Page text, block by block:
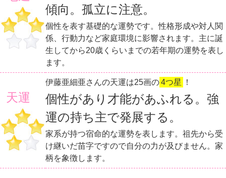
傾向。孤立に注意。
個性を表す基礎的な運勢です。性格形成や対人関
係、行動力など家庭環境に影響されます。主に誕
生してから20歳くらいまでの若年期の運勢を表し
ます。
天運
伊藤亜細亜さんの天運は25画の4つ星 ！
個性があり才能があふれる。強
運の持ち主で発展する。
家系が持つ宿命的な運勢を表します。祖先から受
け継いだ苗字ですので自分の力が及びません。家
柄を象徴します。